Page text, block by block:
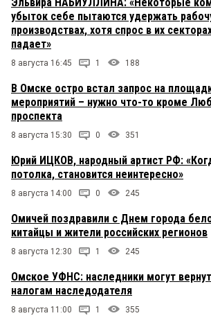
убыток себе пытаются удержать
производствах, хотя спрос в их
падает»
8 августа 16:45 1 188
В Омске остро встал запрос на
мероприятий – нужно что-то кроме
проспекта
8 августа 15:30 0 351
Юрий ИЦКОВ, народный артист РФ:
потолка, становится неинтересно»
8 августа 14:00 0 245
Омичей поздравили с Днем города
китайцы и жители российских регионов
8 августа 12:30 1 245
Омское УФНС: наследники могут
налогам наследодателя
8 августа 11:00 1 355